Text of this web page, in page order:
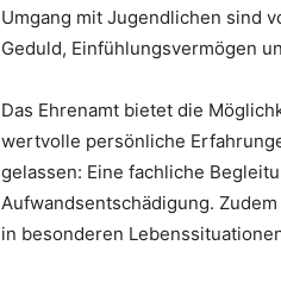
Umgang mit Jugendlichen sind
Geduld, Einfühlungsvermögen
Das Ehrenamt bietet die
wertvolle persönliche
gelassen: Eine fachliche
Aufwandsentschädigung.
in besonderen